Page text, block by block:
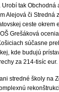
tak Obchodná
Alejová či Stredná
ceste
Grešáková
súčasne
kde budujú
za 214-tisíc eur.
stredné školy na